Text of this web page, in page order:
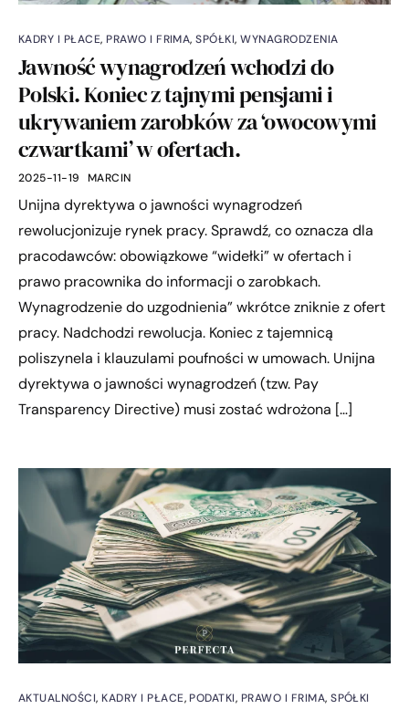
KADRY I PŁACE,PRAWO I FRIMA,SPÓŁKI,WYNAGRODZENIA
Jawność wynagrodzeń wchodzi do
Polski. Koniec z tajnymi pensjami i
ukrywaniem zarobków za ‘owocowymi
czwartkami’ w ofertach.
2025-11-19 MARCIN
Unijna dyrektywa o jawności wynagrodzeń
rewolucjonizuje rynek pracy. Sprawdź, co oznacza dla
pracodawców: obowiązkowe “widełki” w ofertach i
prawo pracownika do informacji o zarobkach.
Wynagrodzenie do uzgodnienia” wkrótce zniknie z ofert
pracy. Nadchodzi rewolucja. Koniec z tajemnicą
poliszynela i klauzulami poufności w umowach. Unijna
dyrektywa o jawności wynagrodzeń (tzw. Pay
Transparency Directive) musi zostać wdrożona […]
AKTUALNOŚCI,KADRY I PŁACE,PODATKI, PRAWO I FRIMA,SPÓŁKI